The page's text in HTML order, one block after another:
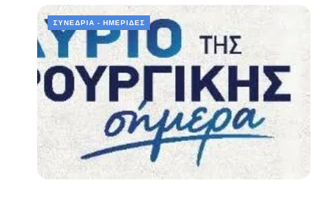
ΣΥΝΈΔΡΙΑ - ΗΜΕΡΊΔΕΣ